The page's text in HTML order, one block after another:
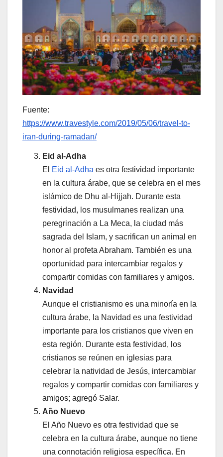
Fuente:
https://www.travestyle.com/2019/05/06/travel-to-
iran-during-ramadan/
Eid al-Adha
El
Eid al-Adha es otra festividad importante
en la cultura árabe, que se celebra en el mes
islámico de Dhu al-Hijjah. Durante esta
festividad, los musulmanes realizan una
peregrinación a La Meca, la ciudad más
sagrada del Islam, y sacrifican un animal en
honor al profeta Abraham. También es una
oportunidad para intercambiar regalos y
compartir comidas con familiares y amigos.
Navidad
Aunque el cristianismo es una minoría en la
cultura árabe, la Navidad es una festividad
importante para los cristianos que viven en
esta región. Durante esta festividad, los
cristianos se reúnen en iglesias para
celebrar la natividad de Jesús, intercambiar
regalos y compartir comidas con familiares y
amigos; agregó Salar.
Año Nuevo
El Año Nuevo es otra festividad que se
celebra en la cultura árabe, aunque no tiene
una connotación religiosa específica. En